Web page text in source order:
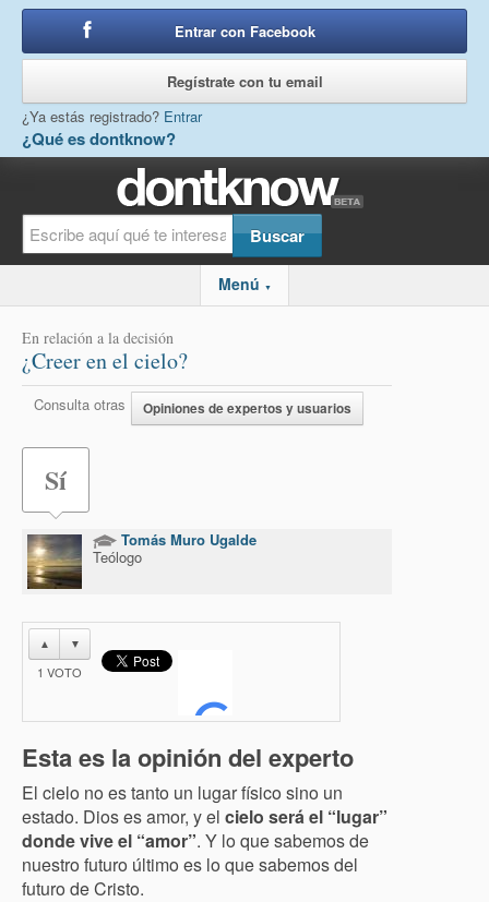
¿Qué es dontknow?
Entrar con Facebook
Regístrate con tu email
¿Ya estás registrado? Entrar
Menú ▼
En relación a la decisión
¿Creer en el cielo?
Consulta otras Opiniones de expertos y usuarios
Sí
Tomás Muro Ugalde
Teólogo
▲ ▼
1 VOTO
Esta es la opinión del experto
El cielo no es tanto un lugar físico sino un
estado. Dios es amor, y el cielo será el “lugar”
donde vive el “amor”. Y lo que sabemos de
nuestro futuro último es lo que sabemos del
futuro de Cristo.